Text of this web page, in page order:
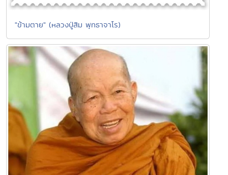
"ข้ามตาย" (หลวงปู่สิม พุทธาจาโร)